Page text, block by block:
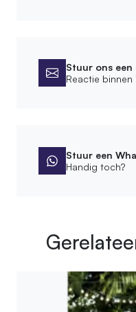
Stuur ons een
Reactie binnen
Stuur een
Handig toch?